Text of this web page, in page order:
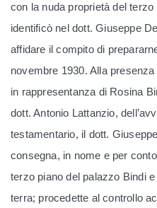
con la nuda proprietà del
identificò nel dott. Giuseppe
affidare il compito di
novembre 1930. Alla
in rappresentanza di Rosina
dott. Antonio Lattanzio,
testamentario, il dott.
consegna, in nome e per
terzo piano del palazzo Bindi
terra; procedette al controllo